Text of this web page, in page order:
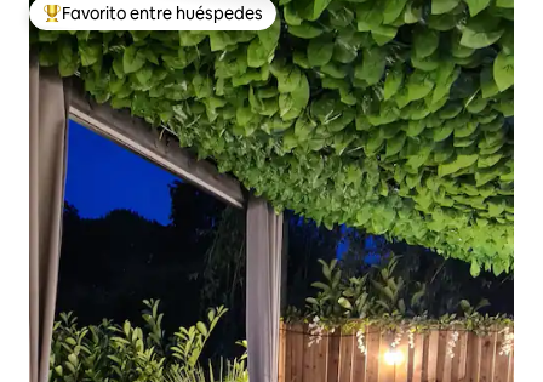
Favorito entre huéspedes preferido
Favorito entre huéspedes